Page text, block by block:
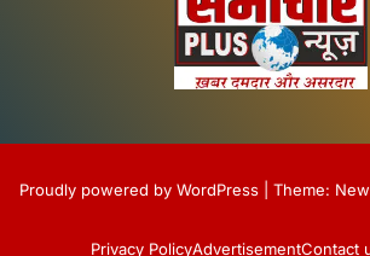
Proudly powered by WordPress Theme:
Privacy PolicyAdvertisementContact